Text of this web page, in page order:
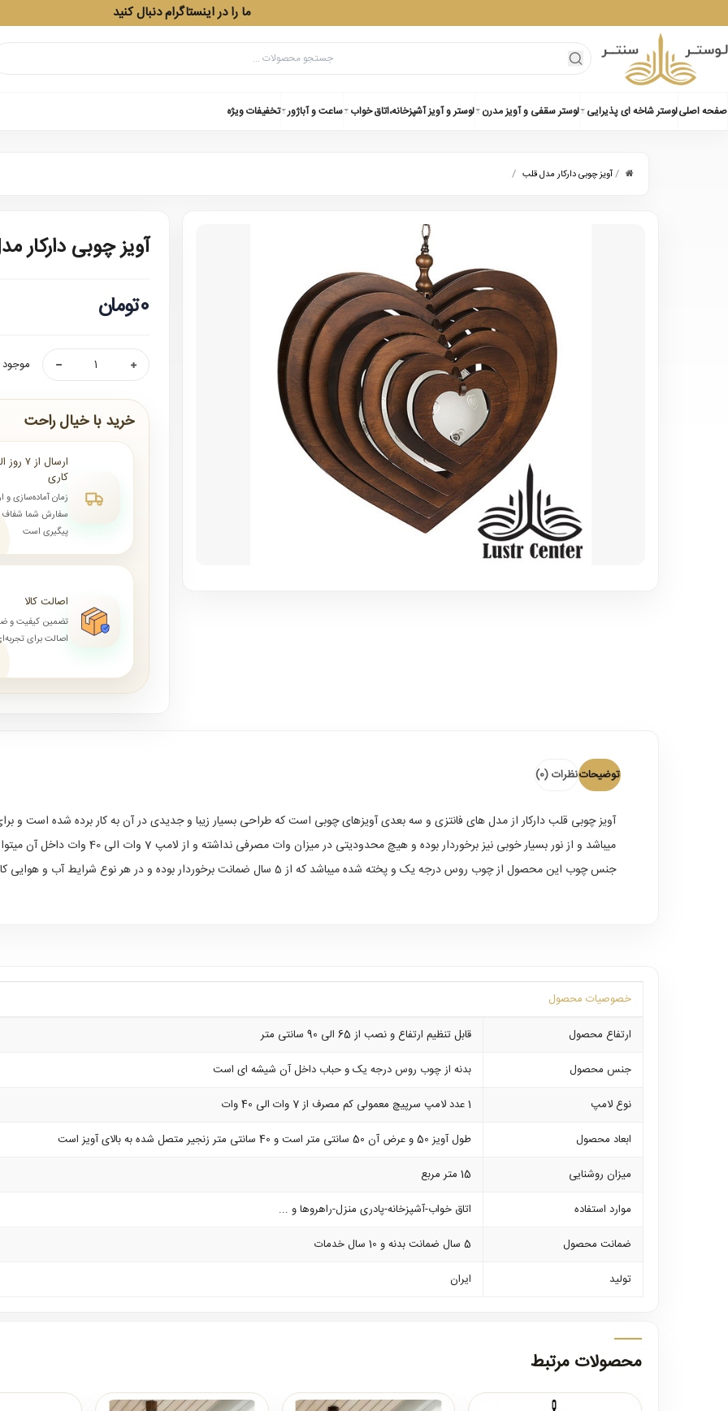
ما را در اینستاگرام دنبال کنید
صفحه اصلیلوستر شاخه ای پذیرایی لوستر سقفی و آویز مدرن لوستر و آویز آشپزخانه،اتاق خواب ساعت و آباژور تخفیفات ویژه
/آویز چوبی دارکار مدل قلب /
آویز چوبی دارکار
0تومان
خرید با خیال راحت
کاری
زمان آماده‌سازی و
سفارش شما شفاف
پیگیری است
اصالت کالا
تضمین کیفیت و
اصالت برای
توضیحاتنظرات (0)
آویز چوبی قلب دارکاراز مدل های فانتزی و سه بعدی آویزهای چوبی است که طراحی بسیار زیبا و جدیدی در آن به کار برده شده است و
میباشد و از نور بسیار خوبی نیز برخوردار بوده و هیچ محدودیتی در میزان وات مصرفی نداشته و از لامپ 7 وات الی 40 وات داخل آن میتوان به کار برد و نوری کامل را به محیط بخشید.
جنس چوب این محصول از چوب روس درجه یک و پخته شده میباشد که از 5 سال ضمانت برخوردار بوده و در هر نوع شرایط آب و هوایی کاملا ایمن بوده و قابل استفاده میباشد.
خصوصیات محصول
ارتفاع محصول
قابل تنظیم ارتفاع و نصب از 65 الی 90 سانتی متر
جنس محصول
بدنه از چوب روس درجه یک و حباب داخل آن شیشه ای است
نوع لامپ
1 عدد لامپ سرپیچ معمولی کم مصرف از 7 وات الی 40 وات
ابعاد محصول
طول آویز 50 و عرض آن 50 سانتی متر است و 40 سانتی متر زنجیر متصل شده به بالای آویز است
میزان روشنایی
15 متر مربع
موارد استفاده
اتاق خواب-آشپزخانه-پادری منزل-راهروها و ...
ضمانت محصول
5 سال ضمانت بدنه و 10 سال خدمات
تولید
ایران
محصولات مرتبط